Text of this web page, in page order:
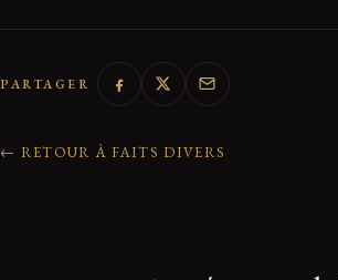
PARTAGER
← RETOUR À FAITS DIVERS